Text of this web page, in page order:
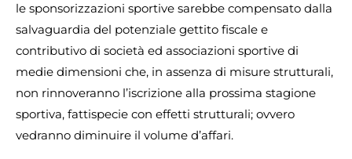
le sponsorizzazioni sportive sarebbe compensato dalla
salvaguardia del potenziale gettito fiscale e
contributivo di società ed associazioni sportive di
medie dimensioni che, in assenza di misure strutturali,
non rinnoveranno l’iscrizione alla prossima stagione
sportiva, fattispecie con effetti strutturali; ovvero
vedranno diminuire il volume d’affari.